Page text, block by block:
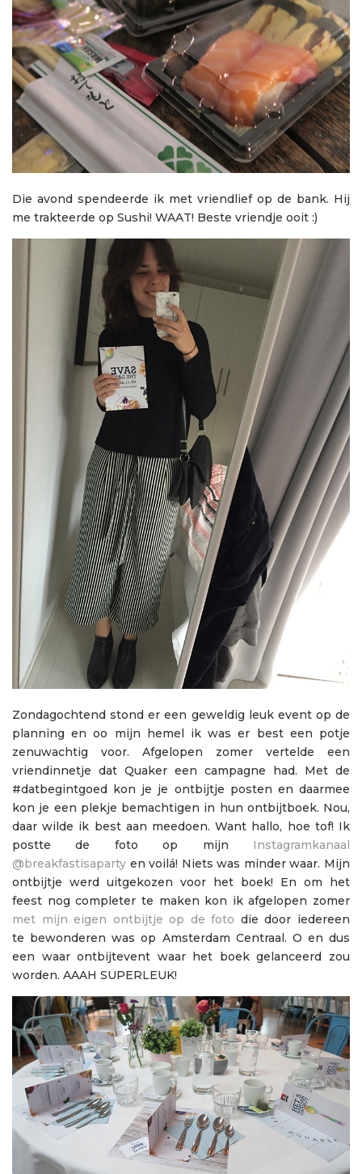
Die avond spendeerde ik met vriendlief op de bank. Hij
me trakteerde op Sushi! WAAT! Beste vriendje ooit :)
Zondagochtend stond er een geweldig leuk event op de
planning en oo mijn hemel ik was er best een potje
zenuwachtig voor. Afgelopen zomer vertelde een
vriendinnetje dat Quaker een campagne had. Met de
#datbegintgoed kon je je ontbijtje posten en daarmee
kon je een plekje bemachtigen in hun ontbijtboek. Nou,
daar wilde ik best aan meedoen. Want hallo, hoe tof! Ik
postte de foto op mijn Instagramkanaal
@breakfastisaparty en voilá! Niets was minder waar. Mijn
ontbijtje werd uitgekozen voor het boek! En om het
feest nog completer te maken kon ik afgelopen zomer
met mijn eigen ontbijtje op de foto die door iedereen
te bewonderen was op Amsterdam Centraal. O en dus
een waar ontbijtevent waar het boek gelanceerd zou
worden. AAAH SUPERLEUK!